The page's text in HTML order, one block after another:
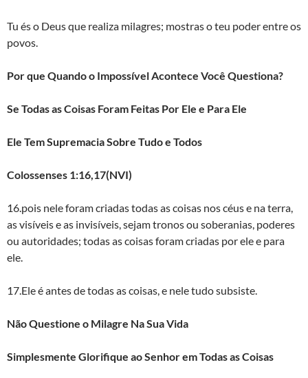
Tu és o Deus que realiza milagres; mostras o teu poder entre os
povos.
Por que Quando o Impossível Acontece Você Questiona?
Se Todas as Coisas Foram Feitas Por Ele e Para Ele
Ele Tem Supremacia Sobre Tudo e Todos
Colossenses 1:16,17(NVI)
16.pois nele foram criadas todas as coisas nos céus e na terra,
as visíveis e as invisíveis, sejam tronos ou soberanias, poderes
ou autoridades; todas as coisas foram criadas por ele e para
ele.
17.Ele é antes de todas as coisas, e nele tudo subsiste.
Não Questione o Milagre Na Sua Vida
Simplesmente Glorifique ao Senhor em Todas as Coisas